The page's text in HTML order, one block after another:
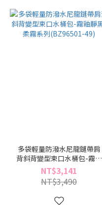
多袋輕量防潑水尼龍鏈帶肩
背斜背變型束口水桶包-霧釉
靜黑-柔霧系列(BZ96501-
49)
NT$3,141
NT$3,490